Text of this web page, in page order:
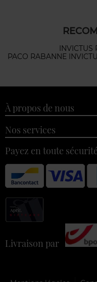
INVICTUS
PACO RABANNE
À propos de nous
Nos services
Payez en toute sécurité
Livraison par